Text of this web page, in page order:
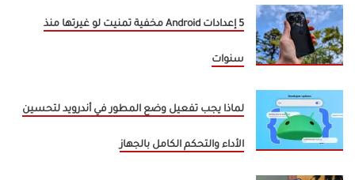
5 إعدادات Android مخفية تمنيت لو غيرتها منذ
سنوات
لماذا يجب تفعيل وضع المطور في أندرويد لتحسين
الأداء والتحكم الكامل بالجهاز